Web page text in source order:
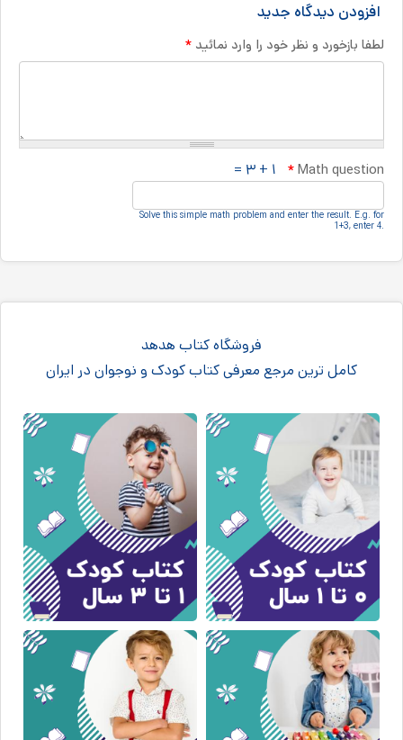
افزودن دیدگاه جدید
لطفا بازخورد و نظر خود را وارد نمائید *
Math question
* ۱ + ۳ =
Solve this simple math problem and enter the result.‎ E.g.‎ for
1+3, enter 4.‎
فروشگاه کتاب هدهد
کامل ترین مرجع معرفی کتاب کودک و نوجوان در ایران